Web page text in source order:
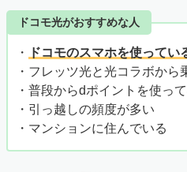
ドコモ光がおすすめな人
・
ドコモのスマホを使ってい
・フレッツ光と光コラボから
・普段からdポイントを使っ
・引っ越しの頻度が多い
・マンションに住んでいる